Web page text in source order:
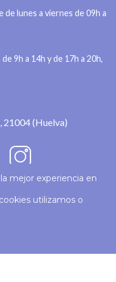
de lunes a viernes de 09h a
9h a 14h y de 17h a 20h,
21004 (Huelva)
mejor experiencia en
utilizamos o